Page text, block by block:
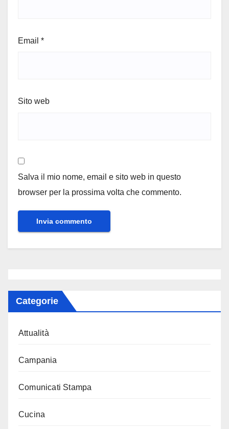
Email *
Sito web
Salva il mio nome, email e sito web in questo
browser per la prossima volta che commento.
Categorie
Attualità
Campania
Comunicati Stampa
Cucina